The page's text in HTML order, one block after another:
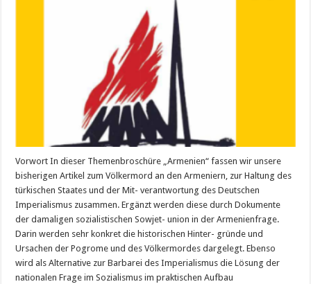
Vorwort In dieser Themenbroschüre „Armenien“ fassen wir unsere
bisherigen Artikel zum Völkermord an den Armeniern, zur Haltung des
türkischen Staates und der Mit- verantwortung des Deutschen
Imperialismus zusammen. Ergänzt werden diese durch Dokumente
der damaligen sozialistischen Sowjet- union in der Armenienfrage.
Darin werden sehr konkret die historischen Hinter- gründe und
Ursachen der Pogrome und des Völkermordes dargelegt. Ebenso
wird als Alternative zur Barbarei des Imperialismus die Lösung der
nationalen Frage im Sozialismus im praktischen Aufbau